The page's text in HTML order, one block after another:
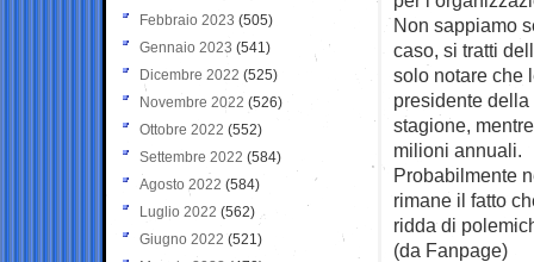
Non sappiamo
caso, si tratti
solo notare che
presidente della
stagione,
milioni annuali.
Probabilmente
rimane il fatto
ridda di
(da Fanpage)
Febbraio 2023 (505)
Gennaio 2023 (541)
Dicembre 2022 (525)
Novembre 2022 (526)
Ottobre 2022 (552)
Settembre 2022 (584)
Agosto 2022 (584)
Luglio 2022 (562)
Giugno 2022 (521)